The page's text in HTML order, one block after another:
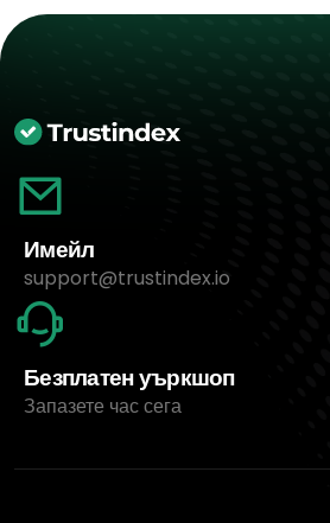
Имейл
support@trustindex.io
Безплатен уъркшоп
Запазете час сега